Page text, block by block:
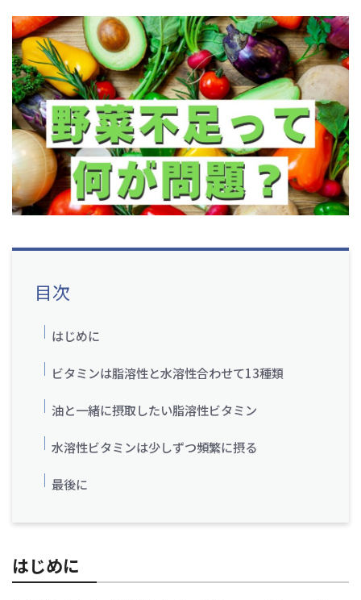
目次
はじめに
ビタミンは脂溶性と水溶性合わせて13種類
油と一緒に摂取したい脂溶性ビタミン
水溶性ビタミンは少しずつ頻繁に摂る
最後に
はじめに